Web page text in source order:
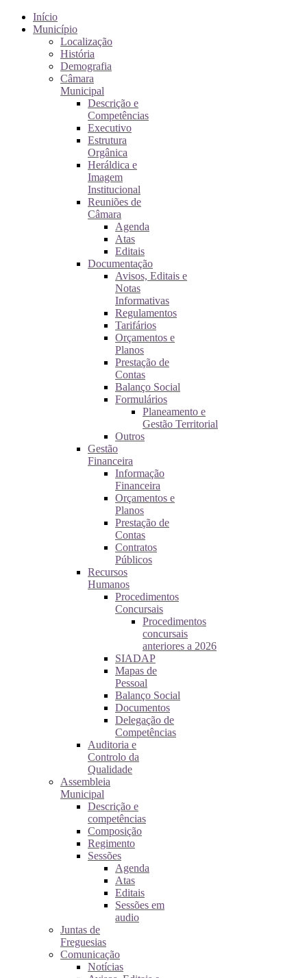
Início
Município
Localização
História
Demografia
Câmara
Municipal
Descrição e
Competências
Executivo
Estrutura
Orgânica
Heráldica e
Imagem
Institucional
Reuniões de
Câmara
Agenda
Atas
Editais
Documentação
Avisos, Editais e
Notas
Informativas
Regulamentos
Tarifários
Orçamentos e
Planos
Prestação de
Contas
Balanço Social
Formulários
Planeamento e
Gestão Territorial
Outros
Gestão
Financeira
Informação
Financeira
Orçamentos e
Planos
Prestação de
Contas
Contratos
Públicos
Recursos
Humanos
Procedimentos
Concursais
Procedimentos
concursais
anteriores a 2026
SIADAP
Mapas de
Pessoal
Balanço Social
Documentos
Delegação de
Competências
Auditoria e
Controlo da
Qualidade
Assembleia
Municipal
Descrição e
competências
Composição
Regimento
Sessões
Agenda
Atas
Editais
Sessões em
audio
Juntas de
Freguesias
Comunicação
Notícias